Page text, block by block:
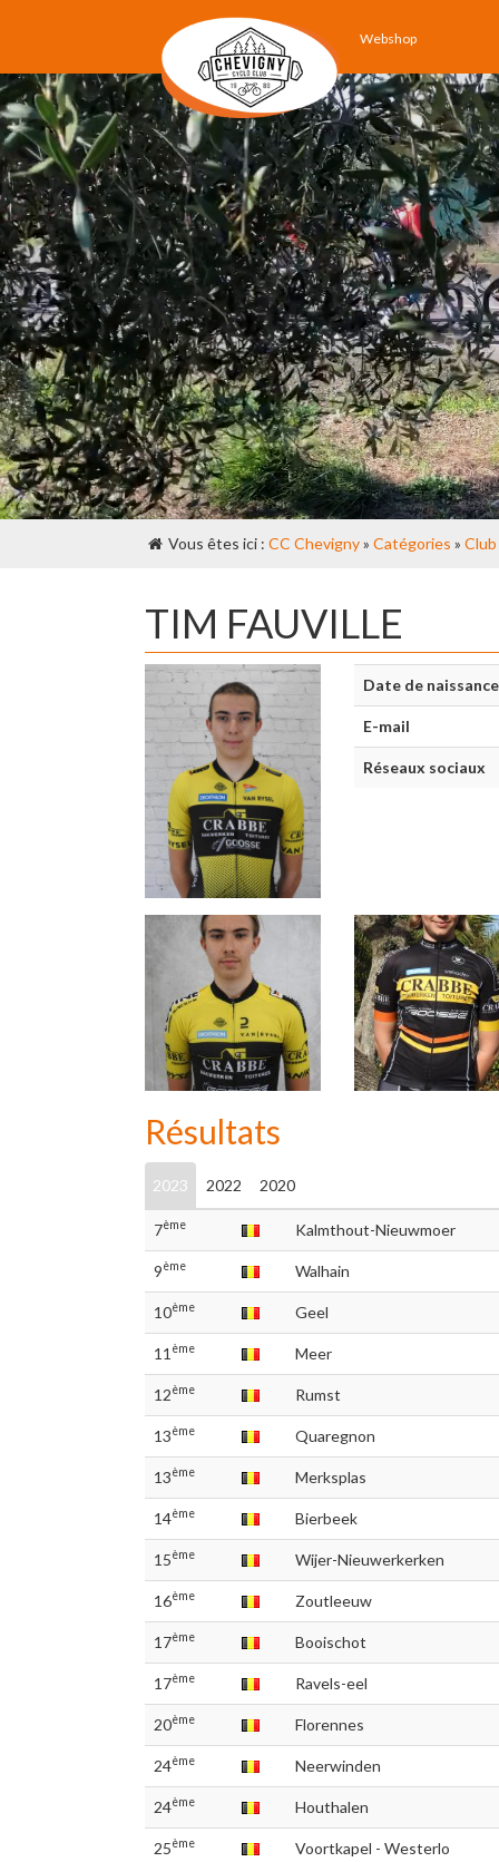
Webshop
Vous êtes ici : CC Chevigny» Catégories » Club
TIM FAUVILLE
Date de naissance
E-mail
Réseaux sociaux
Résultats
2023 2022 2020
7ème Kalmthout-Nieuwmoer
9ème Walhain
10ème Geel
11 ème Meer
12ème Rumst
13ème Quaregnon
13ème Merksplas
14ème Bierbeek
15ème Wijer-Nieuwerkerken
16ème Zoutleeuw
17ème Booischot
17ème Ravels-eel
20ème Florennes
24ème Neerwinden
24ème Houthalen
25ème Voortkapel - Westerlo